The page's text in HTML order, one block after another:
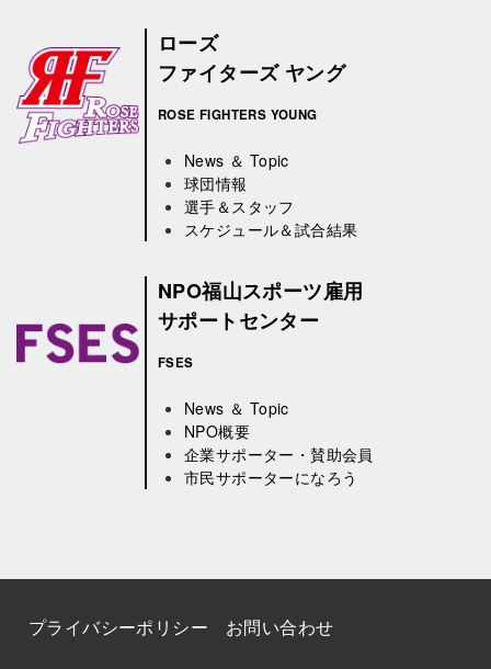
ローズ
ファイターズ ヤング
ROSE FIGHTERS YOUNG
News ＆ Topic
球団情報
選手＆スタッフ
スケジュール＆試合結果
NPO福山スポーツ雇用
サポートセンター
FSES
News ＆ Topic
NPO概要
企業サポーター・賛助会員
市民サポーターになろう
プライバシーポリシー お問い合わせ